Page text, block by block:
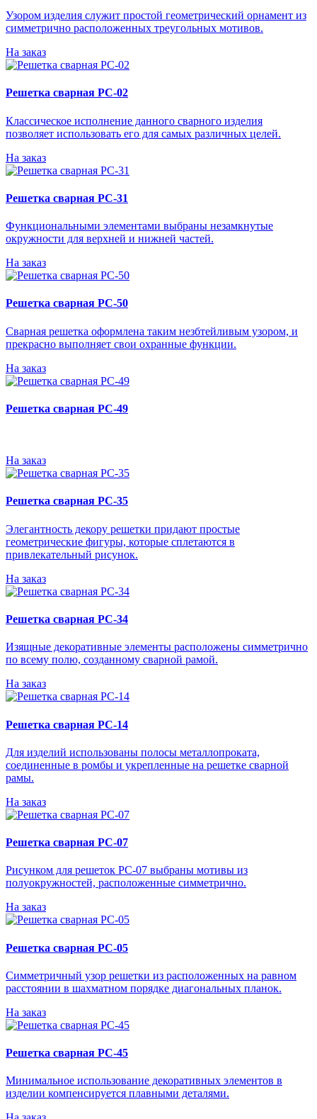
Узором изделия служит простой геометрический орнамент из
симметрично расположенных треугольных мотивов.
На заказ
Решетка сварная РС-02
Классическое исполнение данного сварного изделия
позволяет использовать его для самых различных целей.
На заказ
Решетка сварная РС-31
Функциональными элементами выбраны незамкнутые
окружности для верхней и нижней частей.
На заказ
Решетка сварная РС-50
Сварная решетка оформлена таким незбтейливым узором, и
прекрасно выполняет свои охранные функции.
На заказ
Решетка сварная РС-49
На заказ
Решетка сварная РС-35
Элегантность декору решетки придают простые
геометрические фигуры, которые сплетаются в
привлекательный рисунок.
На заказ
Решетка сварная РС-34
Изящные декоративные элементы расположены симметрично
по всему полю, созданному сварной рамой.
На заказ
Решетка сварная РС-14
Для изделий использованы полосы металлопроката,
соединенные в ромбы и укрепленные на решетке сварной
рамы.
На заказ
Решетка сварная РС-07
Рисунком для решеток РС-07 выбраны мотивы из
полуокружностей, расположенные симметрично.
На заказ
Решетка сварная РС-05
Симметричный узор решетки из расположенных на равном
расстоянии в шахматном порядке диагональных планок.
На заказ
Решетка сварная РС-45
Минимальное использование декоративных элементов в
изделии компенсируется плавными деталями.